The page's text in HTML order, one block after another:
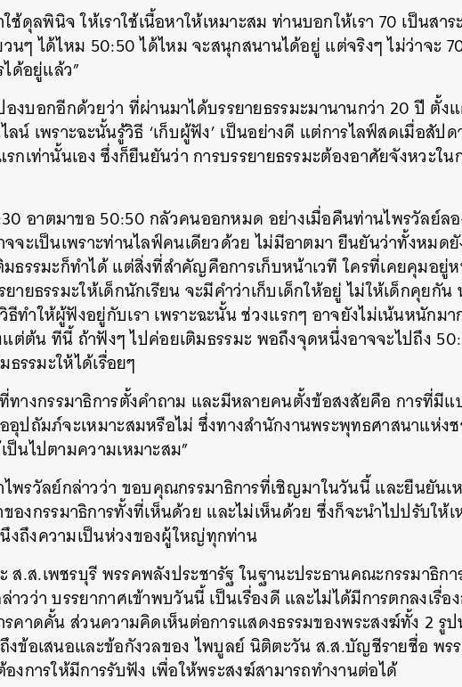
ใช้ดุลพินิจ ให้เราใช้เนื้อหาให้เหมาะสม ท่านบอกให้เรา 70 เป็นสา
นๆ ได้ไหม 50:50 ได้ไหม จะสนุกสนานได้อยู่ แต่จริงๆ ไม่ว่าจะ
ด้อยู่แล้ว”
งบอกอีกด้วยว่า ที่ผ่านมาได้บรรยายธรรมะมานานกว่า 20 ปี ตั้ง
น์ เพราะฉะนั้นรู้วิธี ‘เก็บผู้ฟัง’ เป็นอย่างดี แต่การไลฟ์สดเมื่อสัป
รกเท่านั้นเอง ซึ่งก็ยืนยันว่า การบรรยายธรรมะต้องอาศัยจังหวะใ
อาตมาขอ 50:50 กลัวคนออกหมด อย่างเมื่อคืนท่านไพรวัลย์ล
จะเป็นเพราะท่านไลฟ์คนเดียวด้วย ไม่มีอาตมา ยืนยันว่าทั้งหมด
มธรรมะก็ทำได้ แต่สิ่งที่สำคัญคือการเก็บหน้าเวที ใครที่เคยคุมอยู่ห
ายธรรมะให้เด็กนักเรียน จะมีคำว่าเก็บเด็กให้อยู่ ไม่ให้เด็กคุยกั
ทำให้ผู้ฟังอยู่กับเรา เพราะฉะนั้น ช่วงแรกๆ อาจยังไม่เน้นหนักมา
แต่ต้น ทีนี้ ถ้าฟังๆ ไปค่อยเติมธรรมะ พอถึงจุดหนึ่งอาจจะไปถึง
ธรรมะให้ได้เรื่อยๆ
ทางกรรมาธิการตั้งคำถาม และมีหลายคนตั้งข้อสงสัยคือ การที่มี
อุปถัมภ์จะเหมาะสมหรือไม่ ซึ่งทางสำนักงานพระพุทธศาสนาแห่ง
นไปตามความเหมาะสม”
พรวัลย์กล่าวว่า ขอบคุณกรรมาธิการที่เชิญมาในวันนี้ และยืนยันเ
องกรรมาธิการทั้งที่เห็นด้วย และไม่เห็นด้วย ซึ่งก็จะนำไปปรับให้
งถึงความเป็นห่วงของผู้ใหญ่ทุกท่าน
ส.ส.เพชรบุรี พรรคพลังประชารัฐ ในฐานะประธานคณะกรรมาธิก
วว่า บรรยากาศเข้าพบวันนี้ เป็นเรื่องดี และไม่ได้มีการตกลงเรื่
คาดคั้น ส่วนความคิดเห็นต่อการแสดงธรรมของพระสงฆ์ทั้ง 2 รู
งข้อเสนอและข้อกังวลของ ไพบูลย์ นิติตะวัน ส.ส.บัญชีรายชื่อ พร
งการให้มีการรับฟัง เพื่อให้พระสงฆ์สามารถทำงานต่อได้
ค้นหา
SHARE TWEET LINE EMAIL